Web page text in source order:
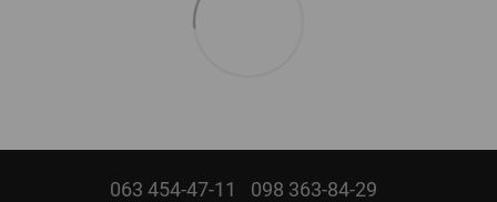
063 454-47-11 098 363-84-29